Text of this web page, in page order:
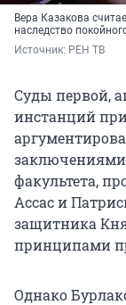
Вера Казакова
наследство
Источник: РЕН ТВ
Суды первой,
инстанций
факультета,
Ассас и
защитника
принципами
Однако